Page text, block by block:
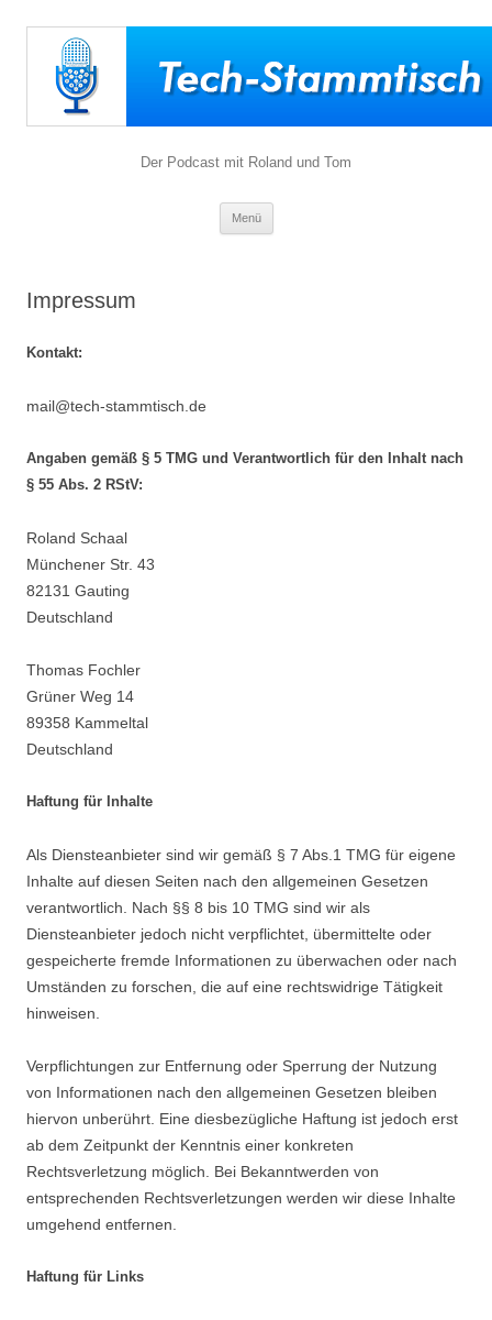
Der Podcast mit Roland und Tom
Menü
Impressum
Kontakt:
mail@tech-stammtisch.de
Angaben gemäß § 5 TMG und Verantwortlich für den Inhalt nach
§ 55 Abs. 2 RStV:
Roland Schaal
Münchener Str. 43
82131 Gauting
Deutschland
Thomas Fochler
Grüner Weg 14
89358 Kammeltal
Deutschland
Haftung für Inhalte
Als Diensteanbieter sind wir gemäß § 7 Abs.1 TMG für eigene
Inhalte auf diesen Seiten nach den allgemeinen Gesetzen
verantwortlich. Nach §§ 8 bis 10 TMG sind wir als
Diensteanbieter jedoch nicht verpflichtet, übermittelte oder
gespeicherte fremde Informationen zu überwachen oder nach
Umständen zu forschen, die auf eine rechtswidrige Tätigkeit
hinweisen.
Verpflichtungen zur Entfernung oder Sperrung der Nutzung
von Informationen nach den allgemeinen Gesetzen bleiben
hiervon unberührt. Eine diesbezügliche Haftung ist jedoch erst
ab dem Zeitpunkt der Kenntnis einer konkreten
Rechtsverletzung möglich. Bei Bekanntwerden von
entsprechenden Rechtsverletzungen werden wir diese Inhalte
umgehend entfernen.
Haftung für Links